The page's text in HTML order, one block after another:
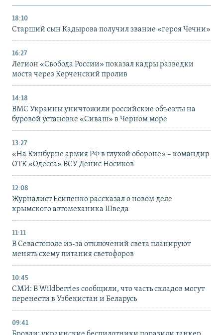
18:10
Старший сын Кадырова получил звание «героя Чечни»
16:27
Легион «Свобода России» показал кадры разведки
моста через Керченский пролив
14:18
ВМС Украины уничтожили российские объекты на
буровой установке «Сиваш» в Черном море
13:27
«На Кинбурне армия РФ в глухой обороне» – командир
ОТК «Одесса» ВСУ Денис Носиков
12:08
Журналист Есипенко рассказал о новом деле
крымского автомеханика Шведа
11:11
В Севастополе из-за отключений света планируют
менять схему питания светофоров
10:45
СМИ: В Wildberries сообщили, что часть складов могут
перенести в Узбекистан и Беларусь
09:41